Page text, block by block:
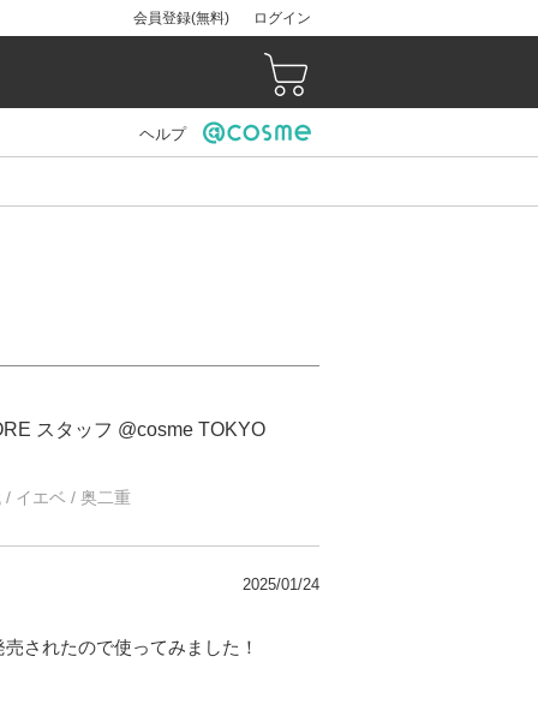
会員登録(無料) ログイン
ヘルプ
スタッフ @cosme TOKYO
/ イエベ / 奥二重
2025/01/24
されたので使ってみました！